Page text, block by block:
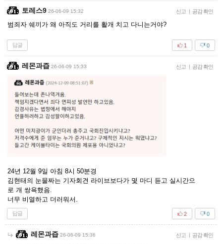
토레스9 26-06-09 15:32 신고 | 공감 확인
범죄자 쉐끼가 왜 아직도 거리를 활개 치고 다니는거야?
답글 0
1
레몬과즙 26-06-09 15:33 신고 | 공감 확인
24년 12월 9일 아침 8시 50분경
김현태의 눈물짜는 기자회견 라이브보다가 몇 마디 듣고 실시간으
로 개 쌍욕했음.
너무 비열하고 더러워서.
답글 0
2
레몬과즙 26-06-09 15:36 신고 | 공감 확인